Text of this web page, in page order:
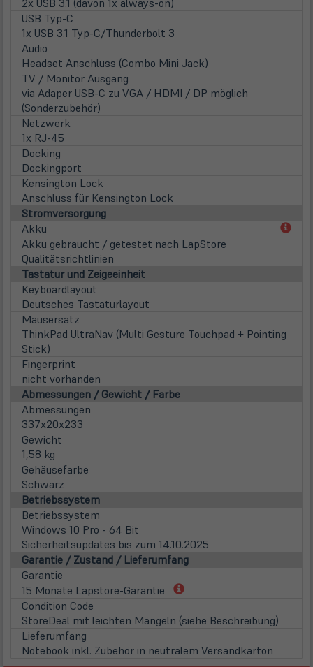
USB Typ-C
1x USB 3.1 Typ-C/Thunderbolt 3
Audio
Headset Anschluss (Combo Mini Jack)
TV / Monitor Ausgang
via Adaper USB-C zu VGA / HDMI / DP möglich
(Sonderzubehör)
Netzwerk
1x RJ-45
Docking
Dockingport
Kensington Lock
Anschluss für Kensington Lock
Stromversorgung
Akku
Akku gebraucht / getestet nach LapStore
Qualitätsrichtlinien
Tastatur und Zeigeeinheit
Keyboardlayout
Deutsches Tastaturlayout
Mausersatz
ThinkPad UltraNav (Multi Gesture Touchpad + Pointing
Stick)
Fingerprint
nicht vorhanden
Abmessungen / Gewicht / Farbe
Abmessungen
337x20x233
Gewicht
1,58 kg
Gehäusefarbe
Schwarz
Betriebssystem
Betriebssystem
Windows 10 Pro - 64 Bit
Sicherheitsupdates bis zum 14.10.2025
Garantie / Zustand / Lieferumfang
Garantie
15 Monate Lapstore-Garantie
(öffnet
neuem
Condition Code
StoreDeal mit leichten Mängeln (siehe Beschreibung)
Lieferumfang
Notebook inkl. Zubehör in neutralem Versandkarton